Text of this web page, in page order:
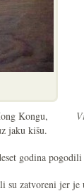
Kongu,
jaku kišu.
godina
zatvoreni jer je